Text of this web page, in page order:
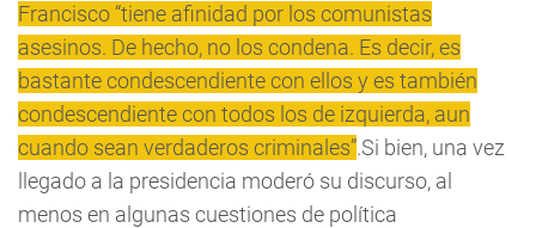
Francisco “tiene afinidad por los comunistas
asesinos. De hecho, no los condena. Es decir, es
bastante condescendiente con ellos y es también
condescendiente con todos los de izquierda, aun
cuando sean verdaderos criminales”.Si bien, una vez
llegado a la presidencia moderó su discurso, al
menos en algunas cuestiones de política